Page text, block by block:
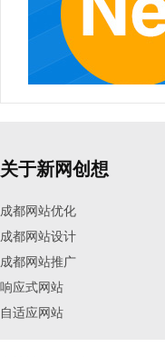
关于新网创想
成都网站优化
成都网站设计
成都网站推广
响应式网站
自适应网站